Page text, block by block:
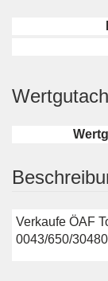
Verkaufe ÖAF
0043/650/